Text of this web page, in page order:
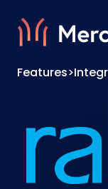
Features>